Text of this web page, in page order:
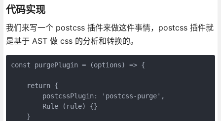
代码实现
我们来写一个 postcss 插件来做这件事情，postcss 插件就
是基于 AST 做 css 的分析和转换的。
const purgePlugin = (options) => {
    return {
        postcssPlugin: 'postcss-purge',
        Rule (rule) {}
    }